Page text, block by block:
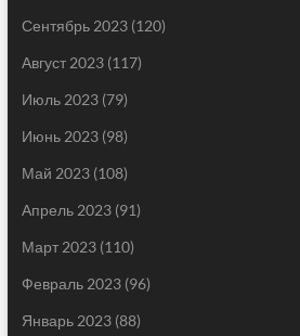
Сентябрь 2023(120)
Август 2023(117)
Июль 2023(79)
Июнь 2023(98)
Май 2023(108)
Апрель 2023(91)
Март 2023(110)
Февраль 2023(96)
Январь 2023(88)